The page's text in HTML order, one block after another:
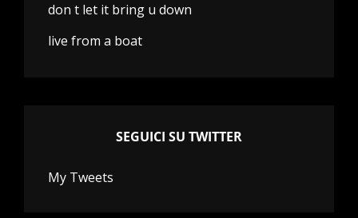
don t let it bring u down
live from a boat
SEGUICI SU TWITTER
My Tweets